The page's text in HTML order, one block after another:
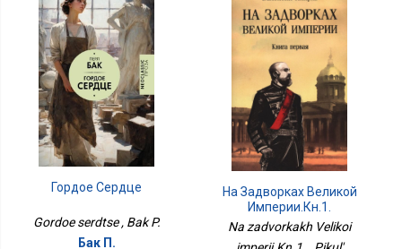
Гордое Сердце
Gordoe serdtse , Bak P.
Бак П.
На Задворках Великой
Империи.Кн.1.
Na zadvorkakh Velikoi